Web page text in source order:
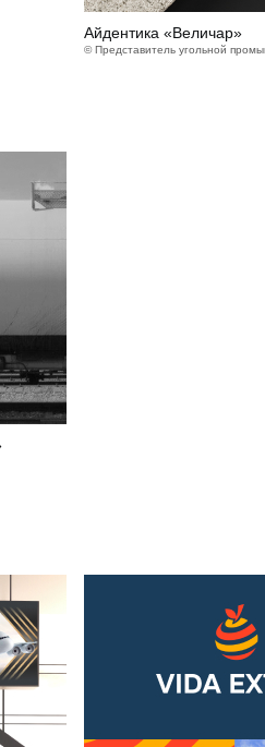
Айдентика «Величар»
© Представитель угольной